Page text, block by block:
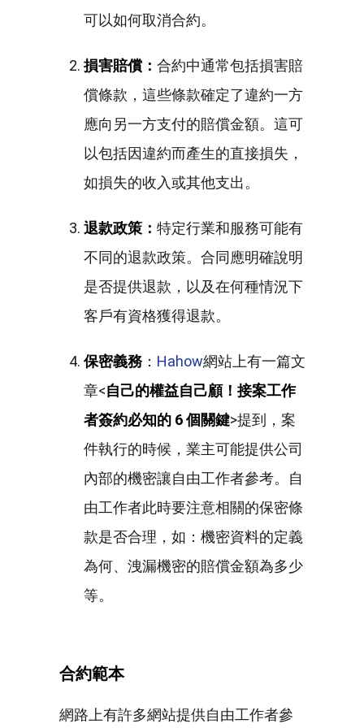
可以如何取消合約。
損害賠償： 合約中通常包括損害賠
償條款，這些條款確定了違約一方
應向另一方支付的賠償金額。這可
以包括因違約而產生的直接損失，
如損失的收入或其他支出。
退款政策： 特定行業和服務可能有
不同的退款政策。合同應明確說明
是否提供退款，以及在何種情況下
客戶有資格獲得退款。
保密義務： Hahow網站上有一篇文
章<自己的權益自己顧！接案工作
者簽約必知的 6 個關鍵>提到，案
件執行的時候，業主可能提供公司
內部的機密讓自由工作者參考。自
由工作者此時要注意相關的保密條
款是否合理，如：機密資料的定義
為何、洩漏機密的賠償金額為多少
等。
合約範本
網路上有許多網站提供自由工作者參